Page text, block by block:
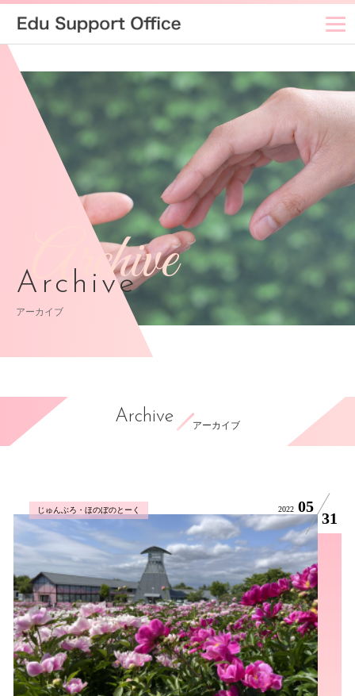
Archive
Archive
アーカイブ
Archive
アーカイブ
じゅんぶろ・ほのぼのとーく 2022 05
31